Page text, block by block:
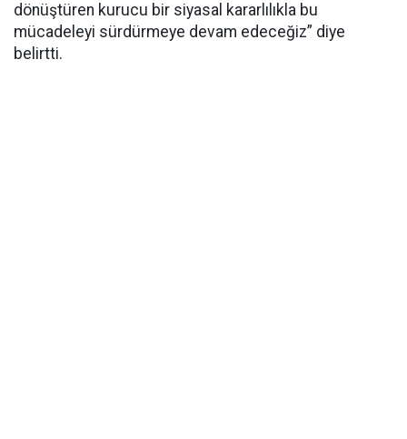
dönüştüren kurucu bir siyasal kararlılıkla bu
mücadeleyi sürdürmeye devam edeceğiz” diye
belirtti.